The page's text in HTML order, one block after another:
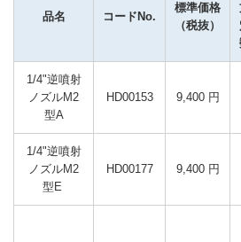
品名 コードNo.
標準価格
（税抜）
1/4"逆噴射
ノズルM2
型A
HD00153 9,400 円
1/4"逆噴射
ノズルM2
型E
HD00177 9,400 円